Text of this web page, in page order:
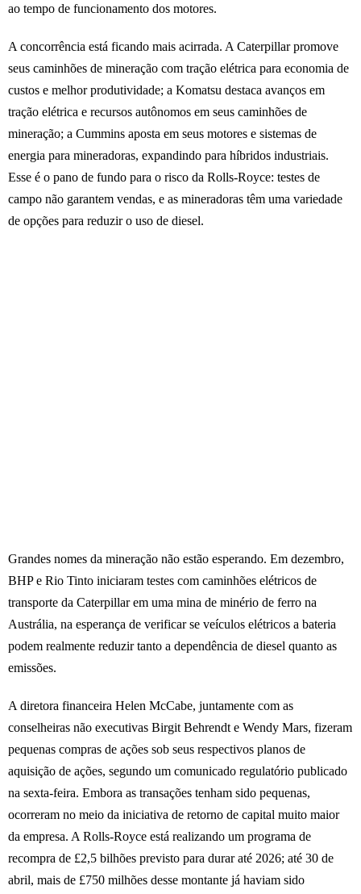
ao tempo de funcionamento dos motores.
A concorrência está ficando mais acirrada. A Caterpillar promove
seus caminhões de mineração com tração elétrica para economia de
custos e melhor produtividade; a Komatsu destaca avanços em
tração elétrica e recursos autônomos em seus caminhões de
mineração; a Cummins aposta em seus motores e sistemas de
energia para mineradoras, expandindo para híbridos industriais.
Esse é o pano de fundo para o risco da Rolls-Royce: testes de
campo não garantem vendas, e as mineradoras têm uma variedade
de opções para reduzir o uso de diesel.
Grandes nomes da mineração não estão esperando. Em dezembro,
BHP e Rio Tinto iniciaram testes com caminhões elétricos de
transporte da Caterpillar em uma mina de minério de ferro na
Austrália, na esperança de verificar se veículos elétricos a bateria
podem realmente reduzir tanto a dependência de diesel quanto as
emissões.
A diretora financeira Helen McCabe, juntamente com as
conselheiras não executivas Birgit Behrendt e Wendy Mars, fizeram
pequenas compras de ações sob seus respectivos planos de
aquisição de ações, segundo um comunicado regulatório publicado
na sexta-feira. Embora as transações tenham sido pequenas,
ocorreram no meio da iniciativa de retorno de capital muito maior
da empresa. A Rolls-Royce está realizando um programa de
recompra de £2,5 bilhões previsto para durar até 2026; até 30 de
abril, mais de £750 milhões desse montante já haviam sido